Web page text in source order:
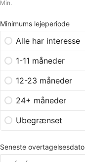
Min.
Minimums lejeperiode
Alle har interesse
1-11 måneder
12-23 måneder
24+ måneder
Ubegrænset
Seneste overtagelsesdato